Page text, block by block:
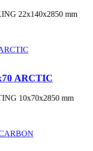
22x140x2850 mm
ARCTIC
10x70x2850 mm